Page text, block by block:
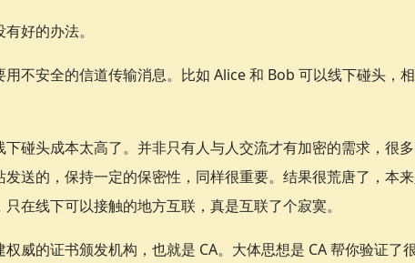
好的办法。
用不安全的信道传输消息。比如 Alice 和 Bob 可以线下碰头，
下碰头成本太高了。并非只有人与人交流才有加密的需求，很
送的，保持一定的保密性，同样很重要。结果很荒唐了，本
在线下可以接触的地方互联，真是互联了个寂寞。
威的证书颁发机构，也就是 CA。大体思想是 CA 帮你验证了